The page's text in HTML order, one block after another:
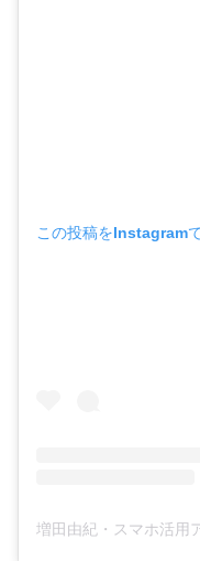
この投稿をInstagram